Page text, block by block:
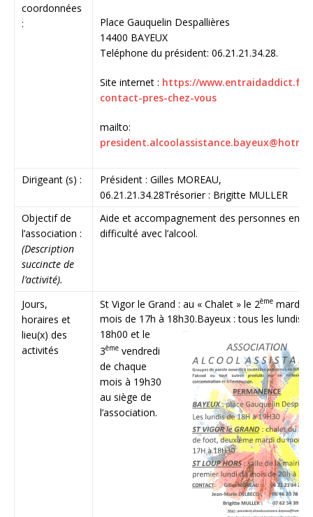
coordonnées
:
Place Gauquelin Despallières
14400 BAYEUX
Teléphone du président: 06.21.21.34.28.
Site internet : https://www.entraidaddict.fr/
contact-pres-chez-vous
mailto:
Dirigeant (s) :
Président : Gilles MOREAU,
06.21.21.34.28Trésorier : Brigitte MULLER
Objectif de
l’association :
(Description
succincte de
l’activité).
Aide et accompagnement des personnes en
difficulté avec l’alcool.
Jours,
horaires et
lieu(x) des
activités
St Vigor le Grand : au « Chalet » le 2ème mardi
mois de 17h à 18h30.Bayeux : tous les lundis à
18h00 et le
3ème vendredi
de chaque
mois à 19h30
au siège de
l’association.